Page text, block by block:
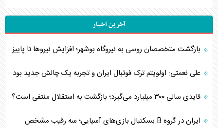
آخرین اخبار
بازگشت متخصصان روسی به نیروگاه بوشهر؛ افزایش نیروها تا پاییز
علی نعمتی: اولویتم ترک فوتبال ایران و تجربه یک چالش جدید بود
قایدی سالی ۳۰۰ میلیارد می‌گیرد؛ بازگشت به استقلال منتفی است؟
ایران در گروه B بسکتبال بازی‌های آسیایی؛ سه رقیب مشخص